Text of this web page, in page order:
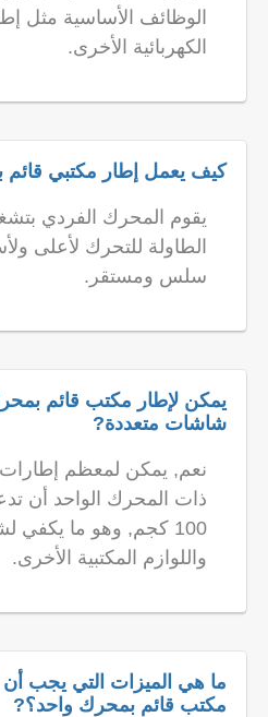
الوظائف الأساسية مثل
الكهربائية الأخرى.
كيف يعمل إطار مكتبي
يقوم المحرك الفردي
الطاولة للتحرك لأعلى
سلس ومستقر.
يمكن لإطار مكتب قائم
شاشات متعددة?
نعم, يمكن لمعظم إطارات
ذات المحرك الواحد أن
100 كجم, وهو ما يكفي
واللوازم المكتبية الأخرى.
ما هي الميزات التي يجب
مكتب قائم بمحرك واحد؟?